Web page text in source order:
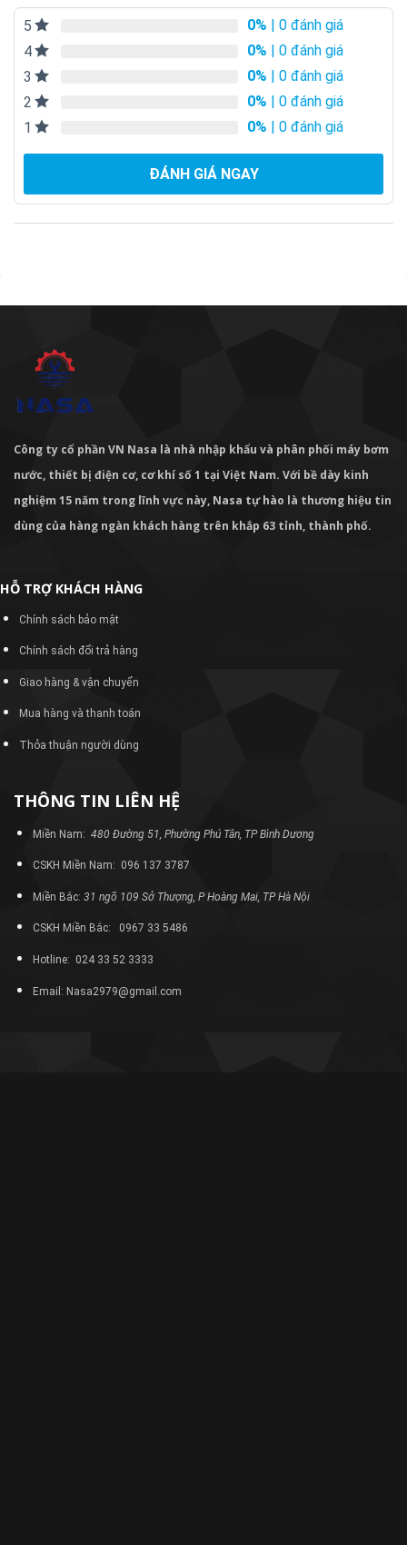
5 0% | 0 đánh giá
4
0% | 0 đánh giá
3
0% | 0 đánh giá
2
0% | 0 đánh giá
1
0% | 0 đánh giá
ĐÁNH GIÁ NGAY
Công ty cổ phần VN Nasa là nhà nhập khẩu và phân phối máy bơm
nước, thiết bị điện cơ, cơ khí số 1 tại Việt Nam. Với bề dày kinh
nghiệm 15 năm trong lĩnh vực này, Nasa tự hào là thương hiệu tin
dùng của hàng ngàn khách hàng trên khắp 63 tỉnh, thành phố.
HỖ TRỢ KHÁCH HÀNG
Chính sách bảo mật
Chính sách đổi trả hàng
Giao hàng & vận chuyển
Mua hàng và thanh toán
Thỏa thuận người dùng
THÔNG TIN LIÊN HỆ
Miền Nam: 480 Đường 51, Phường Phú Tân, TP Bình Dương
CSKH Miền Nam: 096 137 3787
Miền Bắc: 31 ngõ 109 Sở Thượng, P Hoàng Mai, TP Hà Nội
CSKH Miền Bắc: 0967 33 5486
Hotline: 024 33 52 3333
Email: Nasa2979@gmail.com